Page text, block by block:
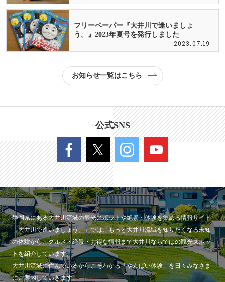
フリーペーパー『大井川で逢いましょ
う。』2023年夏号を発行しました
2023.07.19
お知らせ一覧はこちら
公式SNS
静岡県にある大井川流域の観光スポットや絶景・体験を集める情報サイト
「大井川で逢いましょう。」では、もっと大井川流域を知りたくなる未知
の体験から、グルメ・絶景・お得な情報まで大井川ならではの観光スポッ
トを紹介しています。
大井川流域に住んでいるからこそわかる「やんばい体験」を日々みなさま
にご案内していきます。